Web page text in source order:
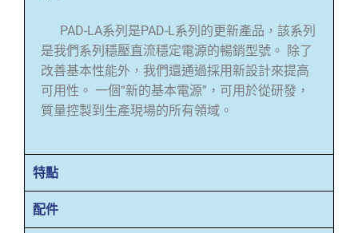
PAD-LA系列是PAD-L系列的更新產品，該系列
是我們系列穩壓直流穩定電源的暢銷型號。 除了
改善基本性能外，我們還通過採用新設計來提高
可用性。 一個“新的基本電源”，可用於從研發，
質量控製到生產現場的所有領域。
特點
配件